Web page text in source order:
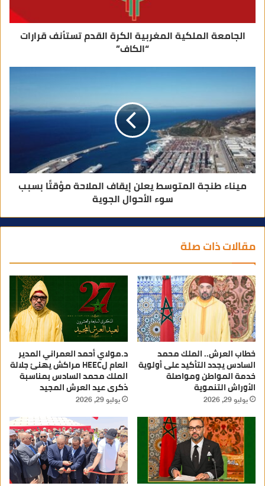
الجامعة الملكية المغربية الكرة القدم تستأنف قرارات
“الكاف”
ميناء طنجة المتوسط يعلن إيقاف الملاحة مؤقتًا بسبب
سوء الأحوال الجوية
مقالات ذات صلة
خطاب العرش.. الملك محمد
السادس يجدد التأكيد على أولوية
خدمة المواطن ومواصلة
الأوراش التنموية
يوليو 29, 2026
د.مولاي أحمد العمراني المدير
العام لHEEC مراكش يهنئ جلالة
الملك محمد السادس بمناسبة
ذكرى عيد العرش المجيد
يوليو 29, 2026